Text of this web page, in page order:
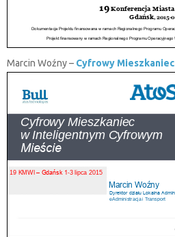
Marcin Woźny – Cyfrowy Mieszkaniec